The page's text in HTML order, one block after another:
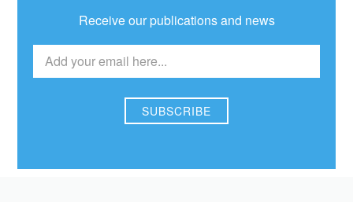
Receive our publications and news